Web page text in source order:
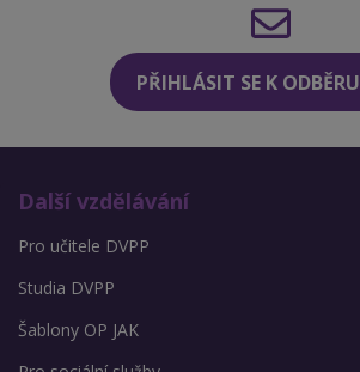
PŘIHLÁSIT SE K ODBĚRU
Další vzdělávání
Pro učitele DVPP
Studia DVPP
Šablony OP JAK